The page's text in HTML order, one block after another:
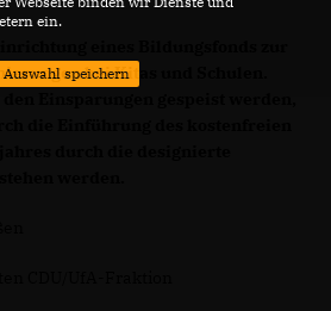
bei Kitas und Schulen.
ein.
Auswahl speichern